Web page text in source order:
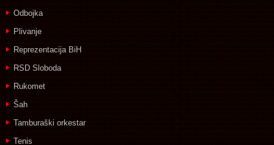
Odbojka
Plivanje
Reprezentacija BiH
RSD Sloboda
Rukomet
Šah
Tamburaški orkestar
Tenis